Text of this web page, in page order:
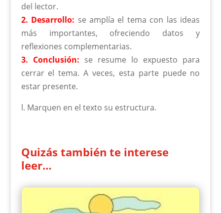
del lector.
2. Desarrollo: se amplía el tema con las ideas
más importantes, ofreciendo datos y
reflexiones complementarias.
3. Conclusión: se resume lo expuesto para
cerrar el tema. A veces, esta parte puede no
estar presente.
l. Marquen en el texto su estructura.
Quizás también te interese
leer…